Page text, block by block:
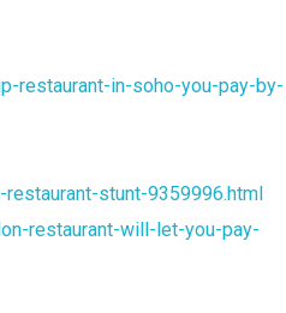
restaurant-in-soho-you-pay-by-
stunt-9359996.html
restaurant-will-let-you-pay-